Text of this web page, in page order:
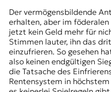
Der vermögensbildende
erhalten, aber im
jetzt kein Geld mehr für
Stimmen lauter, ihn das
einzufrieren. So gesehen
also keinen endgültigen
die Tatsache des
Rentensystem in